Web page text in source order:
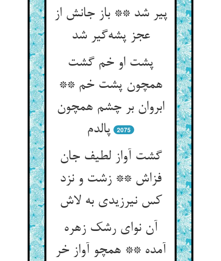
پیر شد ** باز جانش از
عجز پشه‌‌گیر شد
پشت او خم گشت
همچون پشت خم **
ابروان بر چشم همچون
2075
گشت آواز لطیف جان
فزاش ** زشت و نزد
کس نیرزیدی به لاش‌‌
آن نوای رشک زهره
آمده ** همچو آواز خر